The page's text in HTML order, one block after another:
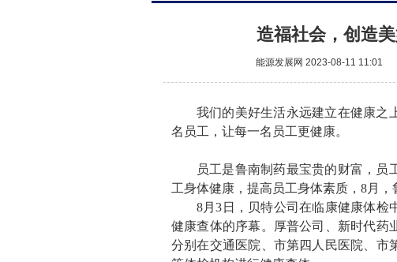
造福社会，创造
能源发展网 2023-08-11 11:01
我们的美好生活永远建立在健康之
名员工，让每一名员工更健康。
员工是鲁南制药最宝贵的财富，员
工身体健康，提高员工身体素质，8月
8月3日，贝特公司在临康健康体检
健康查体的序幕。厚普公司、新时代药
分别在交通医院、市第四人民医院、市